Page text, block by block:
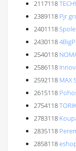
2117118
2389118 Pjr
2401118
2430118
2540118
2586118
2592118 MAX
2615118
2754118
2783118
2835118
2858118